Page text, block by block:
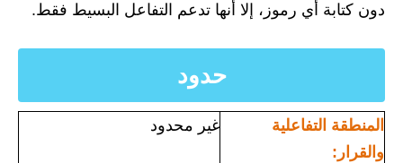
دون كتابة أي رموز، إلا أنها تدعم التفاعل البسيط فقط.
حدود
المنطقة التفاعلية
والقرار:
غير محدود